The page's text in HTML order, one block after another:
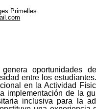
Primelles
oportunidades
entre los
en la Actividad
implementación de la
inclusiva para la